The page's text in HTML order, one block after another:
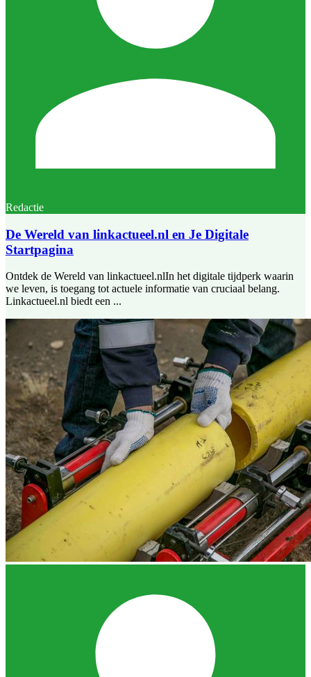
Redactie
De Wereld van linkactueel.nl en Je Digitale
Startpagina
Ontdek de Wereld van linkactueel.nlIn het digitale tijdperk waarin
we leven, is toegang tot actuele informatie van cruciaal belang.
Linkactueel.nl biedt een ...